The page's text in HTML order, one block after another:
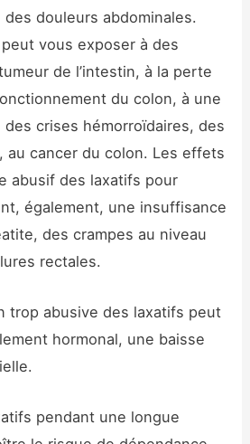
des douleurs abdominales.
peut vous exposer à des
de l’intestin, à la perte
du colon, à une
crises hémorroïdaires, des
au cancer du colon. Les effets
abusif des laxatifs pour
également, une insuffisance
des crampes au niveau
rectales.
trop abusive des laxatifs peut
hormonal, une baisse
pendant une longue